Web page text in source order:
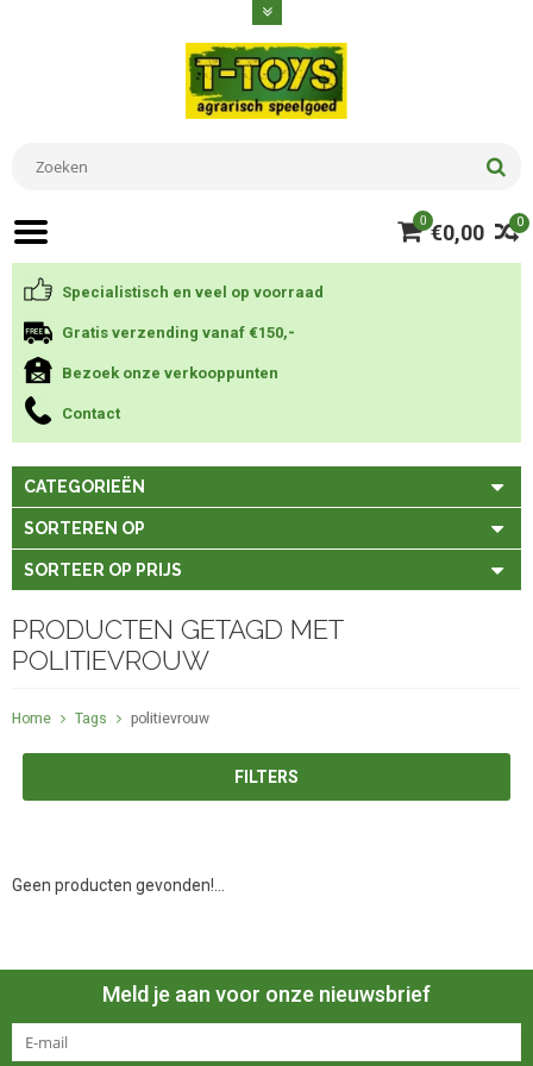
0
0 €0,00
Specialistisch en veel op voorraad
Gratis verzending vanaf €150,-
Bezoek onze verkooppunten
Contact
CATEGORIEËN
SORTEREN OP
SORTEER OP PRIJS
PRODUCTEN GETAGD MET
POLITIEVROUW
Home Tags politievrouw
FILTERS
Geen producten gevonden!...
Meld je aan voor onze nieuwsbrief